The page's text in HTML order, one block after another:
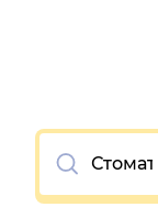
Очистить